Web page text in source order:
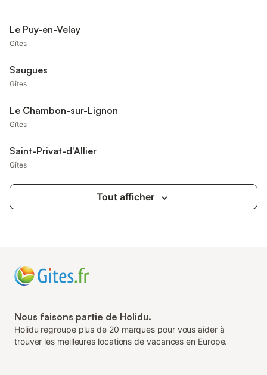
Le Puy-en-Velay
Gîtes
Saugues
Gîtes
Le Chambon-sur-Lignon
Gîtes
Saint-Privat-d'Allier
Gîtes
Tout afficher
Nous faisons partie de Holidu.
Holidu regroupe plus de 20 marques pour vous aider à
trouver les meilleures locations de vacances en Europe.